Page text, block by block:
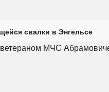
свалки в Энгельсе